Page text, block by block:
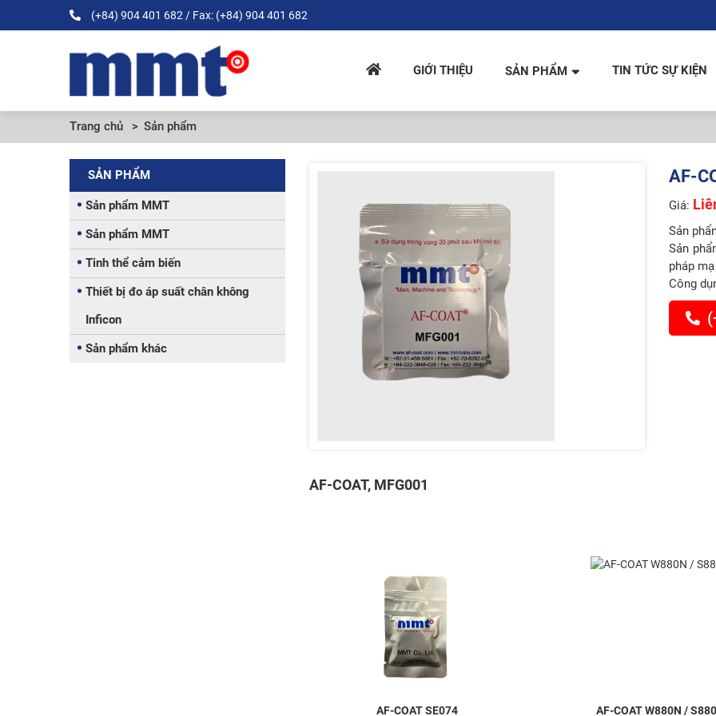
(+84) 904 401 682 / Fax: (+84) 904 401 682
GIỚI THIỆU SẢN PHẨM TIN TỨC SỰ KIỆN
Trang chủ Sản phẩm
AF-
Giá:
Sản
Sản
pháp
Công
AF-COAT, MFG001
AF-COAT SE074 AF-COAT W880N /
SẢN PHẨM
Sản phẩm MMT
Sản phẩm MMT
Tinh thể cảm biến
Thiết bị đo áp suất chân không
Inficon
Sản phẩm khác